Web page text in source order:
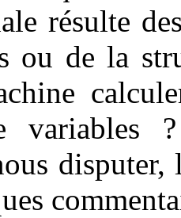
résulte
ou de la
variables